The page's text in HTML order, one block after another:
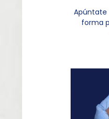
Apúntate
forma